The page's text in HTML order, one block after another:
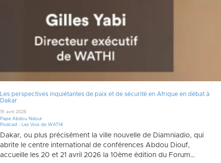
Les perspectives inquiétantes de paix et de sécurité en Afrique en débat à
Dakar
19 avril 2026
Pape Abdou Ndour
Podcast - Les Voix de WATHI
Dakar, ou plus précisément la ville nouvelle de Diamniadio, qui
abrite le centre international de conférences Abdou Diouf,
accueille les 20 et 21 avril 2026 la 10ème édition du Forum…